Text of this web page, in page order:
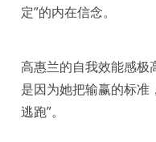
定”的内在信念。
高惠兰的自我效能感极
是因为她把输赢的标准
逃跑”。